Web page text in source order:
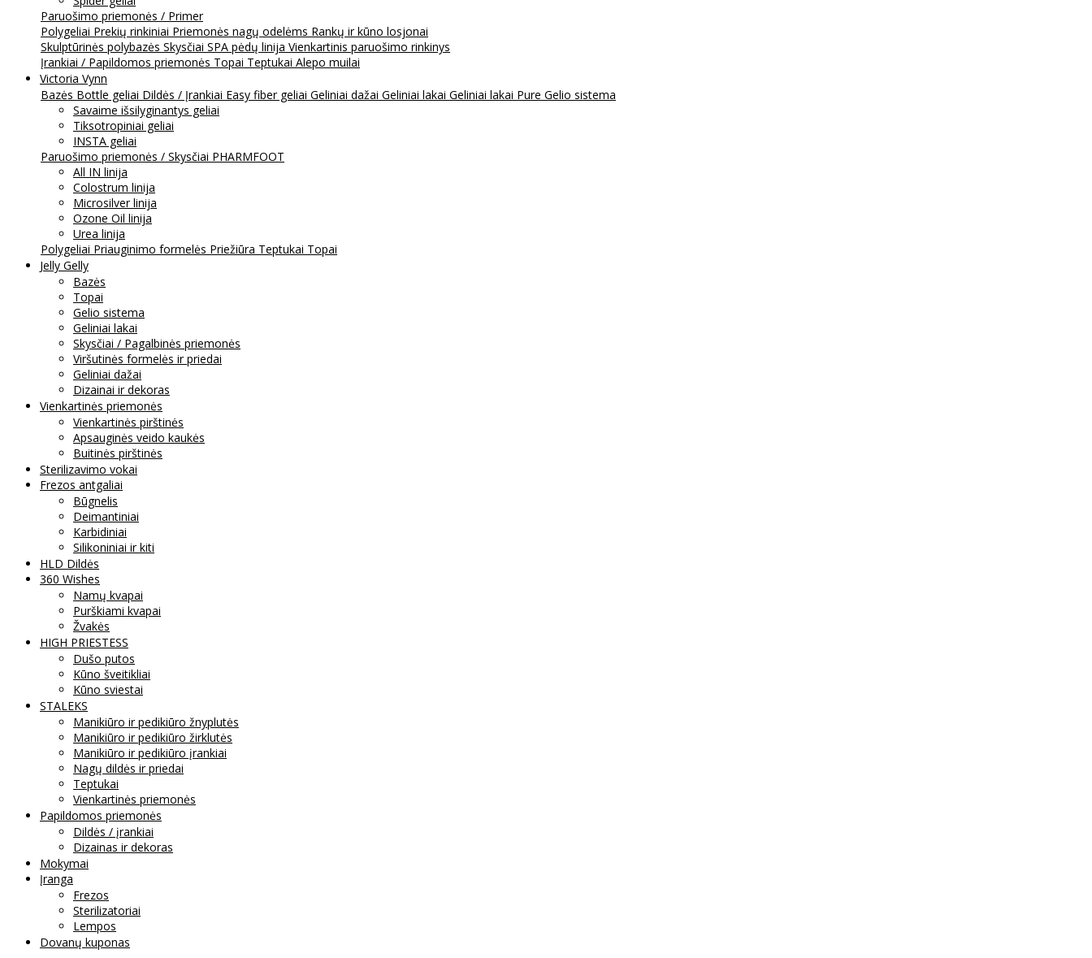
Paruošimo priemonės / Primer
Polygeliai Prekių rinkiniai Priemonės nagų odelėms Rankų ir kūno losjonai
Skulptūrinės polybazės Skysčiai SPA pėdų linija Vienkartinis paruošimo rinkinys
Įrankiai / Papildomos priemonės Topai Teptukai Alepo muilai
Victoria Vynn
Bazės Bottle geliai Dildės / Įrankiai Easy fiber geliai Geliniai dažai Geliniai lakai Geliniai lakai Pure Gelio sistema
Savaime išsilyginantys geliai
Tiksotropiniai geliai
INSTA geliai
Paruošimo priemonės / Skysčiai PHARMFOOT
All IN linija
Colostrum linija
Microsilver linija
Ozone Oil linija
Urea linija
Polygeliai Priauginimo formelės Priežiūra Teptukai Topai
Jelly Gelly
Bazės
Topai
Gelio sistema
Geliniai lakai
Skysčiai / Pagalbinės priemonės
Viršutinės formelės ir priedai
Geliniai dažai
Dizainai ir dekoras
Vienkartinės priemonės
Vienkartinės pirštinės
Apsauginės veido kaukės
Buitinės pirštinės
Sterilizavimo vokai
Frezos antgaliai
Būgnelis
Deimantiniai
Karbidiniai
Silikoniniai ir kiti
HLD Dildės
360 Wishes
Namų kvapai
Purškiami kvapai
Žvakės
HIGH PRIESTESS
Dušo putos
Kūno šveitikliai
Kūno sviestai
STALEKS
Manikiūro ir pedikiūro žnyplutės
Manikiūro ir pedikiūro žirklutės
Manikiūro ir pedikiūro įrankiai
Nagų dildės ir priedai
Teptukai
Vienkartinės priemonės
Papildomos priemonės
Dildės / įrankiai
Dizainas ir dekoras
Mokymai
Įranga
Frezos
Sterilizatoriai
Lempos
Dovanų kuponas